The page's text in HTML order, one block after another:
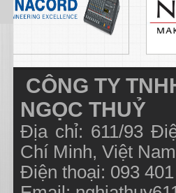
CÔNG TY
NGỌC THUỶ
Địa chỉ: 611/93
Chí Minh, Việt
Điện thoại: 093